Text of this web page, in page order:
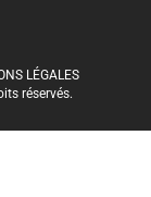
LÉGALES
réservés.